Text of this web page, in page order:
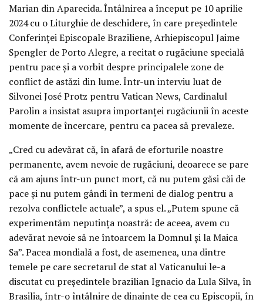
Marian din Aparecida. Întâlnirea a început pe 10 aprilie
2024 cu o Liturghie de deschidere, în care președintele
Conferinței Episcopale Braziliene, Arhiepiscopul Jaime
Spengler de Porto Alegre, a recitat o rugăciune specială
pentru pace și a vorbit despre principalele zone de
conflict de astăzi din lume. Într-un interviu luat de
Silvonei José Protz pentru Vatican News, Cardinalul
Parolin a insistat asupra importanței rugăciunii în aceste
momente de încercare, pentru ca pacea să prevaleze.
„Cred cu adevărat că, în afară de eforturile noastre
permanente, avem nevoie de rugăciuni, deoarece se pare
că am ajuns într-un punct mort, că nu putem găsi căi de
pace și nu putem gândi în termeni de dialog pentru a
rezolva conflictele actuale”, a spus el. „Putem spune că
experimentăm neputința noastră: de aceea, avem cu
adevărat nevoie să ne întoarcem la Domnul și la Maica
Sa”. Pacea mondială a fost, de asemenea, una dintre
temele pe care secretarul de stat al Vaticanului le-a
discutat cu președintele brazilian Ignacio da Lula Silva, în
Brasilia, într-o întâlnire de dinainte de cea cu Episcopii, în